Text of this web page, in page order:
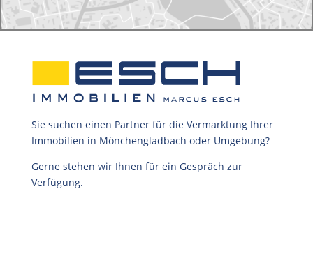
Sie suchen einen Partner für die Vermarktung Ihrer
Immobilien in Mönchengladbach oder Umgebung?
Gerne stehen wir Ihnen für ein Gespräch zur
Verfügung.